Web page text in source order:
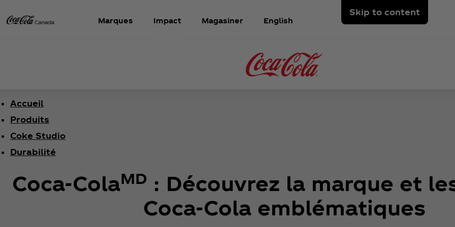
Skip to content
Marques Impact Magasiner English
Accueil
Produits
Coke Studio
Durabilité
Coca‑ColaMD : Découvrez la marque et
Coca‑Cola emblématiques